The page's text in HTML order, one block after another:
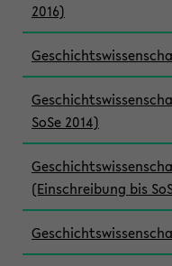
2016)
SoSe 2014)
(Einschreibung bis